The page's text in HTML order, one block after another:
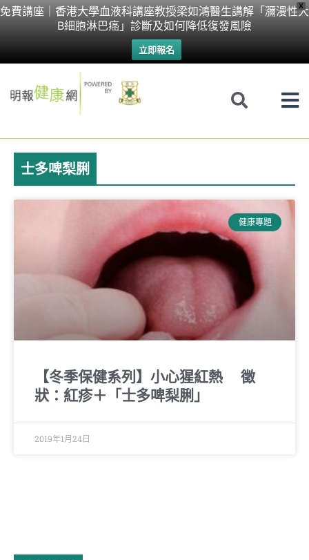
X
免費講座｜香港大學血液科講座教授梁如鴻醫生講解「瀰漫性大
B細胞淋巴癌」診斷及如何降低復發風險
立即報名
Skip
士多啤梨脷
健康專題
【冬季保健系列】小心猩紅熱 徵
狀：紅疹＋「士多啤梨脷」
2019年1月24日